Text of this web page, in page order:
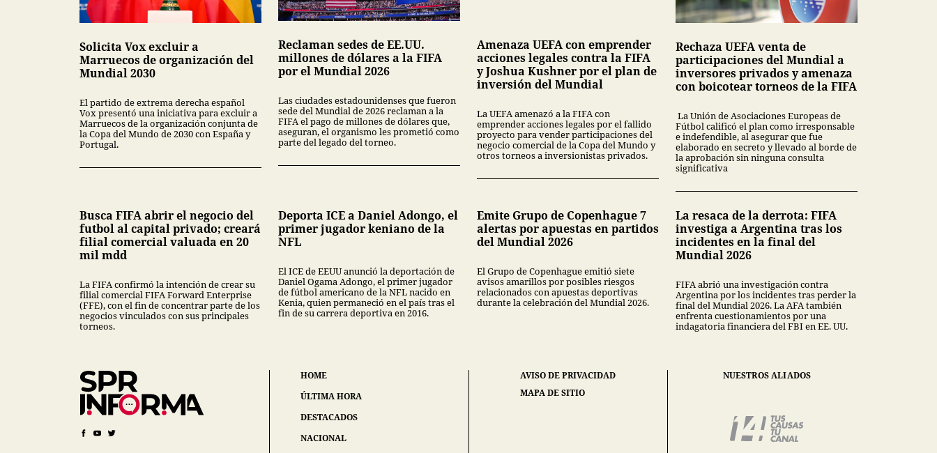
Solicita Vox excluir a
Marruecos de organización del
Mundial 2030
El partido de extrema derecha español
Vox presentó una iniciativa para excluir a
Marruecos de la organización conjunta de
la Copa del Mundo de 2030 con España y
Portugal.
Reclaman sedes de EE.UU.
millones de dólares a la FIFA
por el Mundial 2026
Las ciudades estadounidenses que fueron
sede del Mundial de 2026 reclaman a la
FIFA el pago de millones de dólares que,
aseguran, el organismo les prometió como
parte del legado del torneo.
Amenaza UEFA con emprender
acciones legales contra la FIFA
y Joshua Kushner por el plan de
inversión del Mundial
La UEFA amenazó a la FIFA con
emprender acciones legales por el fallido
proyecto para vender participaciones del
negocio comercial de la Copa del Mundo y
otros torneos a inversionistas privados.
Rechaza UEFA venta de
participaciones del Mundial a
inversores privados y amenaza
con boicotear torneos de la FIFA
La Unión de Asociaciones Europeas de
Fútbol calificó el plan como irresponsable
e indefendible, al asegurar que fue
elaborado en secreto y llevado al borde de
la aprobación sin ninguna consulta
significativa
Busca FIFA abrir el negocio del
futbol al capital privado; creará
filial comercial valuada en 20
mil mdd
La FIFA confirmó la intención de crear su
filial comercial FIFA Forward Enterprise
(FFE), con el fin de concentrar parte de los
negocios vinculados con sus principales
torneos.
Deporta ICE a Daniel Adongo, el
primer jugador keniano de la
NFL
El ICE de EEUU anunció la deportación de
Daniel Ogama Adongo, el primer jugador
de fútbol americano de la NFL nacido en
Kenia, quien permaneció en el país tras el
fin de su carrera deportiva en 2016.
Emite Grupo de Copenhague 7
alertas por apuestas en partidos
del Mundial 2026
El Grupo de Copenhague emitió siete
avisos amarillos por posibles riesgos
relacionados con apuestas deportivas
durante la celebración del Mundial 2026.
La resaca de la derrota: FIFA
investiga a Argentina tras los
incidentes en la final del
Mundial 2026
FIFA abrió una investigación contra
Argentina por los incidentes tras perder la
final del Mundial 2026. La AFA también
enfrenta cuestionamientos por una
indagatoria financiera del FBI en EE. UU.
HOME
ÚLTIMA HORA
DESTACADOS
NACIONAL
AVISO DE PRIVACIDAD
MAPA DE SITIO
NUESTROS ALIADOS